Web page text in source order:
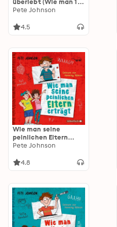
wird 1)
Pete Johnson
4.5
Wie man seine
peinlichen Eltern
erträgt (Eltern 2)
Pete Johnson
4.8